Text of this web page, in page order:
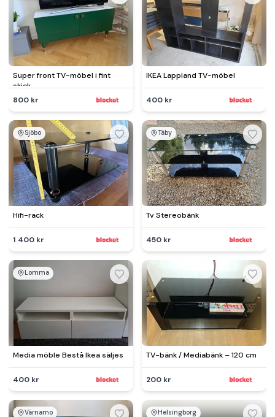
Super front TV-möbel i fint
skick.
800 kr
IKEA Lappland TV-möbel
400 kr
Sjöbo
Hifi-rack
1 400 kr
Täby
Tv Stereobänk
450 kr
Lomma
Media möble Bestå Ikea säljes
400 kr
TV-bänk / Mediabänk – 120 cm
200 kr
Värnamo Helsingborg